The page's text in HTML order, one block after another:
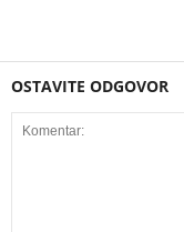
OSTAVITE ODGOVOR